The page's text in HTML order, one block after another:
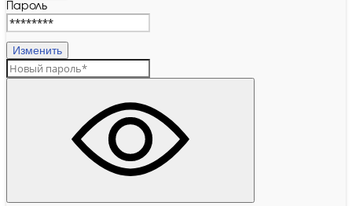
Пароль
Изменить